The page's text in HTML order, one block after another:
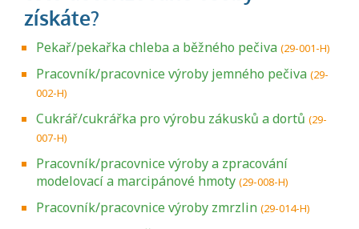
Pekař/pekařka chleba a běžného pečiva (29-001-H)
Pracovník/pracovnice výroby jemného pečiva (29-
002-H)
Cukrář/cukrářka pro výrobu zákusků a dortů (29-
007-H)
Pracovník/pracovnice výroby a zpracování
modelovací a marcipánové hmoty (29-008-H)
Pracovník/pracovnice výroby zmrzlin (29-014-H)